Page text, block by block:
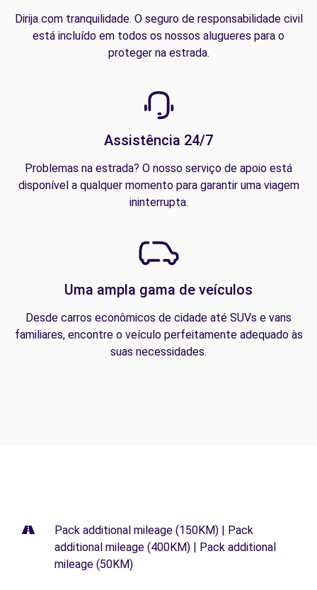
Dirija com tranquilidade. O seguro de responsabilidade civil
está incluído em todos os nossos alugueres para o
proteger na estrada.
Assistência 24/7
Problemas na estrada? O nosso serviço de apoio está
disponível a qualquer momento para garantir uma viagem
ininterrupta.
Uma ampla gama de veículos
Desde carros econômicos de cidade até SUVs e vans
familiares, encontre o veículo perfeitamente adequado às
suas necessidades.
Pack additional mileage (150KM) | Pack
additional mileage (400KM) | Pack additional
mileage (50KM)